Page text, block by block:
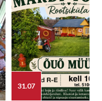
31.07